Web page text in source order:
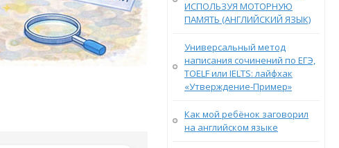
ИСПОЛЬЗУЯ МОТОРНУЮ
ПАМЯТЬ (АНГЛИЙСКИЙ ЯЗЫК)
Универсальный метод
написания сочинений по ЕГЭ,
TOELF или IELTS: лайфхак
«Утверждение-Пример»
Как мой ребёнок заговорил
на английском языке